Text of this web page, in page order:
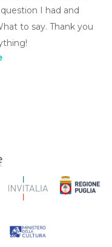
I had and
to say. Thank you